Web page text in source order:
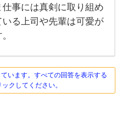
事には真剣に取り組め
る上司や先輩は可愛が
います。すべての回答を表示する
クしてください。